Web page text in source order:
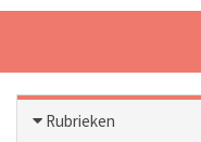
Rubrieken